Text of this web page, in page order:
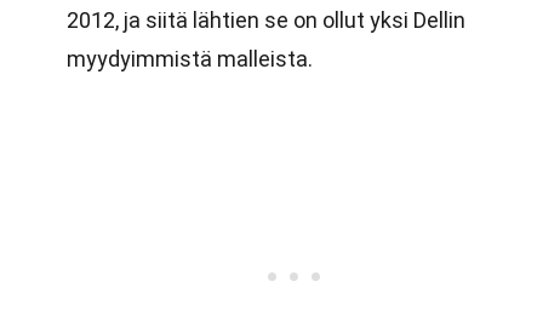
2012, ja siitä lähtien se on ollut yksi Dellin
myydyimmistä malleista.